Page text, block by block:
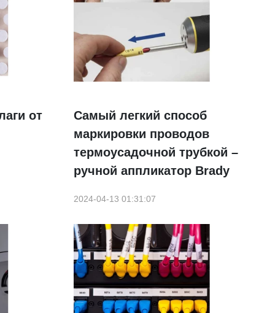
от
Самый легкий способ
маркировки проводов
термоусадочной трубкой –
ручной аппликатор Brady
2024-04-13 01:31:07